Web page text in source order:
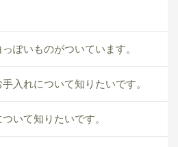
ぽいものがついています。
入れについて知りたいです。
いて知りたいです。